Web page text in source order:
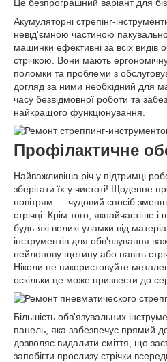
Це безпрограшний варіант для
Акумуляторні стрепінг-
невід'ємною частиною
машинки ефективні за всіх видів
стрічкою. Вони мають
поломки та проблеми з
догляд за ними необхідний для
часу безвідмовної роботи та
найкращого функціонування.
Профілактичне
Найважливіша річ у підтримці
зберігати їх у чистоті! Щоденне
повітрям — чудовий спосіб
стрічці. Крім того, якнайчастіше
будь-які великі уламки від
інструментів для обв'язування
нейлонову щетину або навіть
Ніколи не використовуйте
оскільки це може призвести до
Більшість обв'язувальних
панель, яка забезпечує прямий
дозволяє видалити сміття, що
запобігти прослизу стрічки